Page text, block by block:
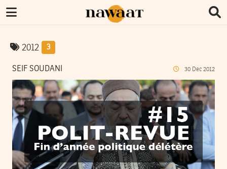
2012 3
SEIF SOUDANI 30 Dec 2012